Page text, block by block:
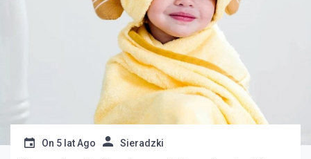
On 5 lat Ago Sieradzki